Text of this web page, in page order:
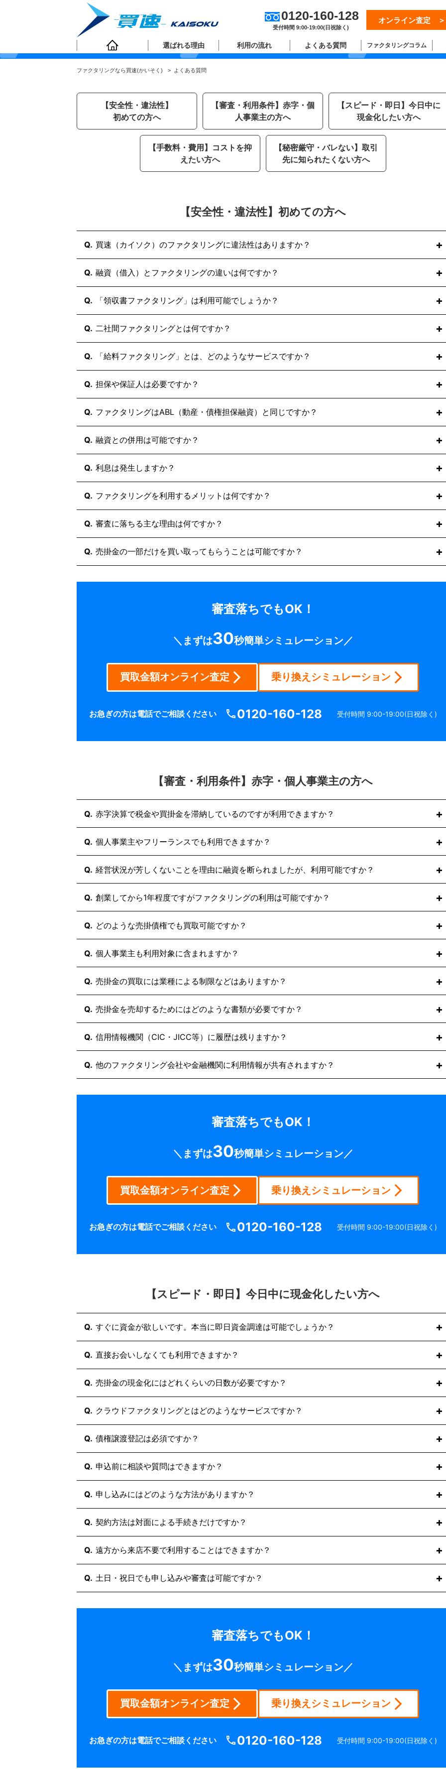
0120-160-128
受付時間 9:00-19:00(日祝除く)
オンライン査定 ＞
選ばれる理由 利用の流れ よくある質問 ファクタリングコラム
よくある質問
ファクタリングなら買速(かいそく) > よくある質問
【安全性・違法性】
初めての方へ
【審査・利用条件】赤字・個
人事業主の方へ
【スピード・即日】今日中に
現金化したい方へ
【手数料・費用】コストを抑
えたい方へ
【秘密厳守・バレない】取引
先に知られたくない方へ
【安全性・違法性】初めての方へ
Q. 買速（カイソク）のファクタリングに違法性はありますか？
いいえ、買速のファクタリングは完全に適法なサービスで違法性はありません。
買速のサービスは、民法第466条「債権の譲渡性」に基づいた正当な商取引（売掛債権の売買契
約）です。民法第467条「指名債権の譲渡の対抗要件」と民法第555条「売買」もファクタリン
グに違法性がないという法的根拠になります。
また、金融庁もファクタリングを「事業者の資金調達の一手段」として認めています。貸金業法
違反となる「給与ファクタリング」や「偽装ファクタリング」とは一切関係ございません。
Q. 融資（借入）とファクタリングの違いは何ですか？
違いは「負債（借金）が増えないこと」です。
ファクタリングは資産である売掛金を売却して資金化するため、決算書上の「負債」は増加しま
せん。そのため、信用情報機関への登録もなく、銀行融資の審査や今後の資金調達に悪影響を与
えません。
また、原則として担保や保証人も不要で、融資の審査に通過できなかったという企業様の多くに
もご利用していただいております。
Q. 「領収書ファクタリング」は利用可能でしょうか？
弊社では領収書ファクタリングはご利用していただけません。
代金を請求する権利が「売掛債権」であり、請求書などが売掛債権の存在を証明する書類になり
ます。領収書は支払いを行った証明となる書類であり、売掛債権の存在証明には利用することが
できません。
また、領収書ファクタリングは貸金業法に抵触する違法性の高いサービスと言われており、利用
を推奨することもできません。
Q. 二社間ファクタリングとは何ですか？
お客様と買速の2社間のみで行う契約形態です。
売掛先（取引先）への通知や承諾が不要なため、「取引先に知られない」「手続きが早い」とい
うメリットがあります。
買速では主にこの2社間ファクタリングを提供しています。
Q. 「給料ファクタリング」とは、どのようなサービスですか？
個人が給料を受け取れる権利（賃金債権）を売掛債権と同様に扱い買取を行うサービスが給料
（給与）ファクタリングと呼ばれています。
しかし、貸金業法に抵触する違法性が高いサービスで、買速ではご利用していただくことはでき
ません。金融庁も給与ファクタリングに関する注意喚起を行っており、利用すべきではありませ
ん。
Q. 担保や保証人は必要ですか？
原則として担保や保証人は一切不要です。
ファクタリングは融資（借入）ではなく「売掛債権の売買」であるため、不動産担保や連帯保証
人を求めることはありません。
これらを要求する業者は悪質な可能性があるためご注意ください。
Q. ファクタリングはABL（動産・債権担保融資）と同じですか？
いいえ、全く異なる資金調達方法です。
ABLは売掛金や在庫を「担保」にして銀行からお金を借りる「融資」ですが、ファクタリングは
売掛金そのものを「売却」する契約です。そのため、ファクタリングには返済義務がなく、審査
基準も異なります。
Q. 融資との併用は可能ですか？
はい、銀行融資やビジネスローンと併用してご利用いただけます。
ファクタリングは借入ではないため、融資枠（与信枠）を圧迫しません。つなぎ資金としてファ
クタリングを活用し、銀行融資までの期間を凌ぐという使い方も一般的です。
Q. 利息は発生しますか？
いいえ、利息は一切発生しません。
融資ではないため「金利」や「利息」という概念がありません。発生するのは買取時の「手数
料」のみですので、期間が経過しても返済額が増えることはありません。
Q. ファクタリングを利用するメリットは何ですか？
「最短即日の資金調達」と「決算書への影響がない点」です。
銀行融資よりも圧倒的に早く現金に手にでき、キャッシュフローが即座に改善します。また、赤
字や税金滞納があっても利用できる点も大きなメリットです。
Q. 審査に落ちる主な理由は何ですか？
主な理由は「売掛先の信用力不足」や「売掛先との取引実態が確認できない（書類不備）」場合
です。
Q. 売掛金の一部だけを買い取ってもらうことは可能ですか？
の金額は通常通り貴社に入金されます。審査落ちでもOK！
＼まずは30秒簡単シミュレーション／
買取金額オンライン査定 乗り換えシミュレーション
お急ぎの方は電話でご相談ください 0120-160-128 受付時間 9:00-19:00(日祝除く)
【審査・利用条件】赤字・個人事業主の方へ
Q. 赤字決算で税金や買掛金を滞納しているのですが利用できますか？
はい、赤字決算や税金滞納中であっても問題なくご利用いただけます。
買速の審査において最重要視されるのは、申込者様の経営状態ではなく「売掛先企業（取引先）
の信用力」だからです。実際に、赤字決算や税金などを滞納している企業様でも多数利用実績が
ございます。
ただし、赤字決算や税金滞納している場合、利用できないファクタリング会社もございます。
Q. 個人事業主やフリーランスでも利用できますか？
はい、個人事業主・フリーランスの方もご利用可能です。
「請求済みの売掛債権」をお持ちであれば、事業形態を問わず買取対象となります。ただし、給
与所得者が利用する給与ファクタリングは対象外です。
買速には個人事業主様専用のファクタリングサービスがございますので個人事業主様、フリーラ
ンス様はお気軽にお申し込み下さい。
Q. 経営状況が芳しくないことを理由に融資を断られましたが、利用可能ですか？
はい、利用可能です（審査通過率92%以上）。
銀行融資とは審査基準が全く異なります。銀行が重視するのは「貴社の返済能力」ですが、ファ
クタリングが重視するのは「売掛先の支払能力」です。
そのため、貴社が債務超過でも資金調達していただけます。
Q. 創業してから1年程度ですがファクタリングの利用は可能ですか？
はい、創業時期に関わらずご利用いただけます。
売掛債権を保有していれば、創業初年度や設立数ヶ月の企業様でも利用対象となります。銀行融
資のように「3期分の黒字決算」などは必要ありません。
ただし、一部のファクタリング会社では創業1年以上などの条件が指定されている場合もありま
すので他社利用の場合は確認が必要です。
Q. どのような売掛債権でも買取可能ですか？
「請求済みの確定債権」であれば原則買取可能です。
ただし、すでに他社へ譲渡済みの債権（二重譲渡）や、支払期日を過ぎた不良債権は買取対象外
となります。
判断に迷われた際には、まずはご相談ください。
Q. 個人事業主も利用対象に含まれますか？
はい、買速では個人事業主様向けの小額買取プランもご用意しております。
「売掛債権」さえあれば、個人事業主・フリーランスの方でも審査可能です。お気軽にお申し込
みください。
ただし、労働者が給与を受取る権利となる賃金債権は対象外であり、支払日を過ぎた不良債権も
原則的に買取させていただくことができません。
Q. 売掛金の買取には業種による制限などはありますか？
いいえ、原則として業種の制限は設けておりません。
建設業、運送業、IT、広告、卸売業、医療・介護など、あらゆる業種の売掛債権（請求書）を買
取対象としています。
しかし、一部のファクタリング会社では、買取を行う売掛債権に関して業種や業態による制限を
設けていることがありますのでご注意ください。
Q. 売掛金を売却するためにはどのような書類が必要ですか？
原則として「身分証・請求書・通帳のコピー」の3点のみです。
他社で求められるような登記簿謄本や印鑑証明書、決算書3期分などの提出は原則必須ではあり
ません。手元にある書類ですぐにお申し込みいただけます。
Q. 信用情報機関（CIC・JICC等）に履歴は残りますか？
いいえ、一切残りません。
ファクタリングは借入ではないため、信用情報機関への照会や登録は行われません。そのため、
Q. 他のファクタリング会社や金融機関に利用情報が共有されますか？
れることはありませんのでご安心ください。審査落ちでもOK！
＼まずは30秒簡単シミュレーション／
買取金額オンライン査定 乗り換えシミュレーション
お急ぎの方は電話でご相談ください 0120-160-128 受付時間 9:00-19:00(日祝除く)
【スピード・即日】今日中に現金化したい方へ
Q. すぐに資金が欲しいです。本当に即日資金調達は可能でしょうか？
はい、買速なら最短30分での即日入金が可能です。
「2社間ファクタリング」かつ「オンライン契約」をご利用いただければ、午前中のお申し込み
で当日中の着金が十分に可能です。お急ぎの場合はその旨をお伝えください。
Q. 直接お会いしなくても利用できますか？
はい、完全オンラインで完結可能です。
面談不要、来店不要で審査から契約、入金まで行えます。全国どこからでも、スマホやPCがあ
れば資金調達が可能です。
Q. 売掛金の現金化にはどれくらいの日数が必要ですか？
買速のファクタリングサービスは最短即日で売掛債権の現金化が可能です。
また、オンラインで完結できるクラウドファクタリングを利用していただければ、お申込みから
最短30分でのお振込も実現可能です。
お急ぎの場合は二社間によるファクタリング契約をおすすめしています。
Q. クラウドファクタリングとはどのようなサービスですか？
契約手続きを全てインターネット上で行うサービスです。
来店不要で契約できるのはもちろん、紙の契約書への捺印や郵送の手間がなく、電子署名を用い
て、最短30分スピーディーに契約が完了します。
買速では、電子契約市場No.1の実績を誇る「クラウドサイン」を採用しており、高いセキュリテ
ィ性を誇ります。
Q. 債権譲渡登記は必須ですか？
いいえ、買速では「債権譲渡登記の留保（登記なし）」が可能です。
登記を行うと数日の時間がかかり費用も発生するため、スピードを優先されるお客様には登記な
しでのご契約にも柔軟に対応しております。
Q. 申込前に相談や質問はできますか？
はい、無料相談・無料査定を随時受け付けております。
お問い合わせフォームやお電話から、まずは「いくらで買い取れるか」「利用できるか」をお気
軽にご相談ください。
Q. 申し込みにはどのような方法がありますか？
Webフォーム、お電話からお申し込みいただけます。
24時間受付のWebフォームが最もスムーズです。必要事項を入力いただければ、担当者より折
り返しご連絡いたします。
Q. 契約方法は対面による手続きだけですか？
いいえ、対面だけでなく、オンライン上での手続きや郵送による契約も選択していただけます。
Q. 遠方から来店不要で利用することはできますか？
はい、日本全国どこからでも来店不要でご利用いただけます。
北海道から沖縄まで、WEB完結（クラウド契約）にて対応しております。移動時間や交通費をか
Q. 土日・祝日でも申し込みや審査は可能ですか？
審査落ちでもOK！
＼まずは30秒簡単シミュレーション／
買取金額オンライン査定 乗り換えシミュレーション
お急ぎの方は電話でご相談ください 0120-160-128 受付時間 9:00-19:00(日祝除く)